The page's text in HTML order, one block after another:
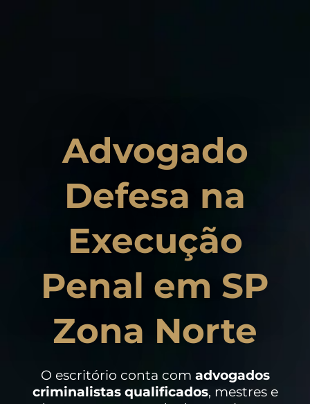
Advogado
Defesa na
Execução
Penal em SP
Zona Norte
O escritório conta com advogados
criminalistasqualificados, mestres e